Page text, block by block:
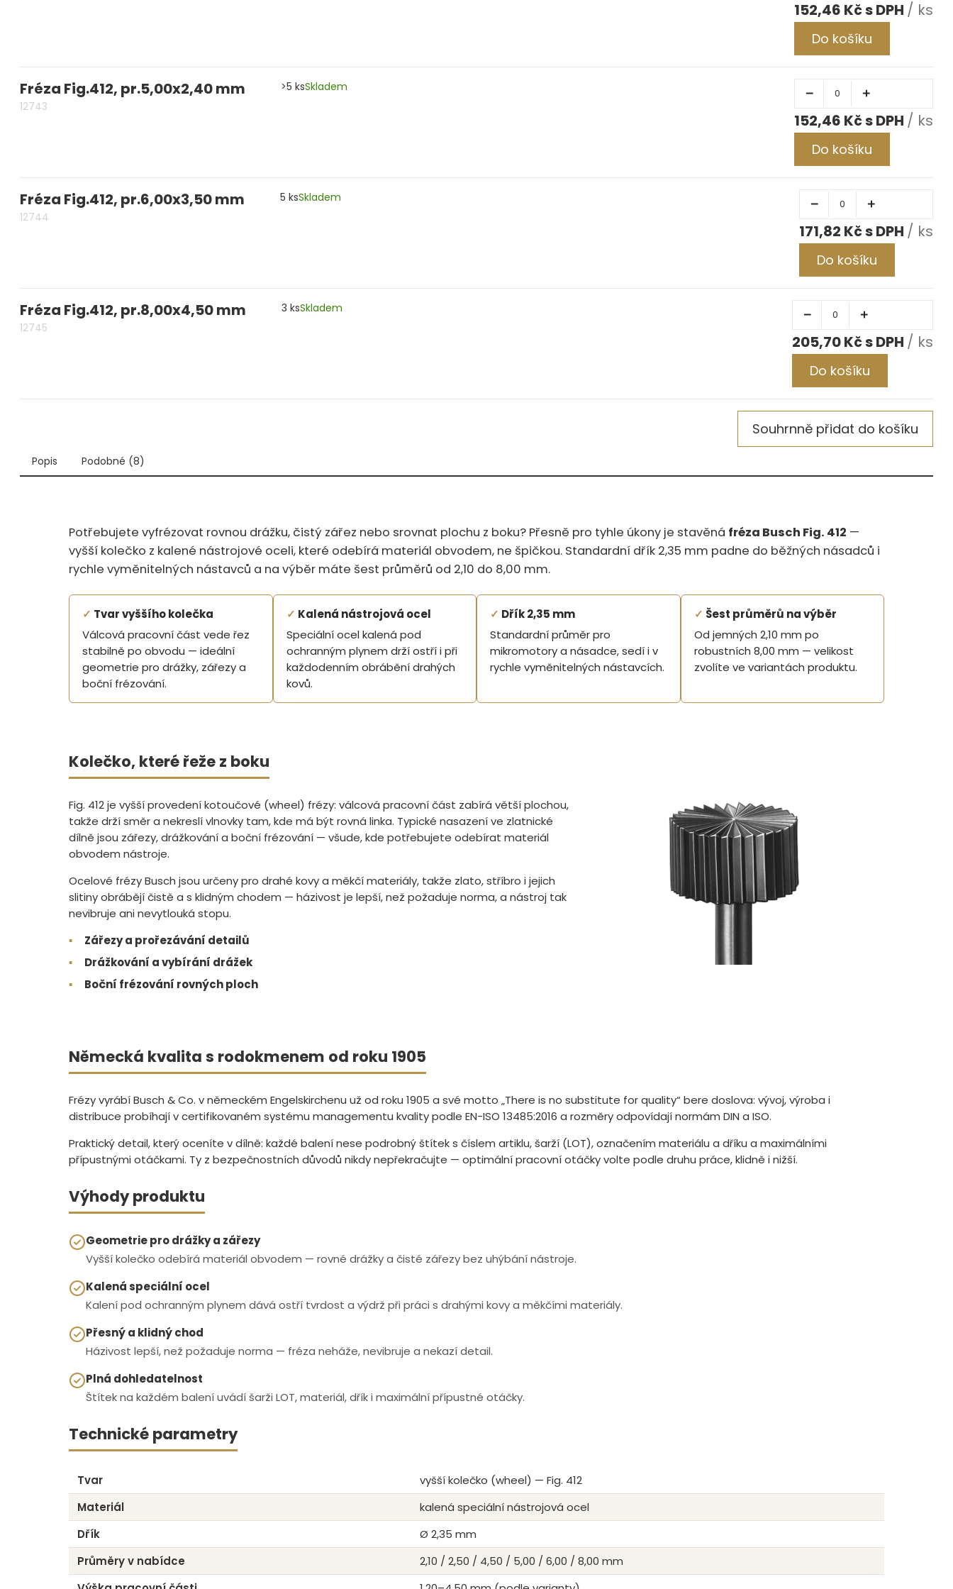
152,46 Kč / ks
Do košíku
Fréza Fig.412, pr.5,00x2,40 mm
12743
>5 ksSkladem
152,46 Kč / ks
Do košíku
Fréza Fig.412, pr.6,00x3,50 mm
12744
5 ksSkladem
171,82 Kč / ks
Do košíku
Fréza Fig.412, pr.8,00x4,50 mm
12745
3 ksSkladem
205,70 Kč / ks
Do košíku
Souhrnně přidat do košíku
Popis Podobné (8)
Potřebujete vyfrézovat rovnou drážku, čistý zářez nebo srovnat plochu z boku? Přesně pro tyhle úkony je stavěná fréza Busch Fig. 412 —
vyšší kolečko z kalené nástrojové oceli, které odebírá materiál obvodem, ne špičkou. Standardní dřík 2,35 mm padne do běžných násadců i
rychle vyměnitelných nástavců a na výběr máte šest průměrů od 2,10 do 8,00 mm.
✓ Tvar vyššího kolečka
Válcová pracovní část vede řez
stabilně po obvodu — ideální
geometrie pro drážky, zářezy a
boční frézování.
✓ Kalená nástrojová ocel
Speciální ocel kalená pod
ochranným plynem drží ostří i při
každodenním obrábění drahých
kovů.
✓ Dřík 2,35 mm
Standardní průměr pro
mikromotory a násadce, sedí i v
rychle vyměnitelných nástavcích.
✓ Šest průměrů na výběr
Od jemných 2,10 mm po
robustních 8,00 mm — velikost
zvolíte ve variantách produktu.
Kolečko, které řeže z boku
Fig. 412 je vyšší provedení kotoučové (wheel) frézy: válcová pracovní část zabírá větší plochou,
takže drží směr a nekreslí vlnovky tam, kde má být rovná linka. Typické nasazení ve zlatnické
dílně jsou zářezy, drážkování a boční frézování — všude, kde potřebujete odebírat materiál
obvodem nástroje.
Ocelové frézy Busch jsou určeny pro drahé kovy a měkčí materiály, takže zlato, stříbro i jejich
slitiny obrábějí čistě a s klidným chodem — házivost je lepší, než požaduje norma, a nástroj tak
nevibruje ani nevytlouká stopu.
▪
Zářezy a prořezávání detailů
▪
Drážkování a vybírání drážek
▪
Boční frézování rovných ploch
Německá kvalita s rodokmenem od roku 1905
Frézy vyrábí Busch & Co. v německém Engelskirchenu už od roku 1905 a své motto „There is no substitute for quality“ bere doslova: vývoj, výroba i
distribuce probíhají v certifikovaném systému managementu kvality podle EN-ISO 13485:2016 a rozměry odpovídají normám DIN a ISO.
Praktický detail, který oceníte v dílně: každé balení nese podrobný štítek s číslem artiklu, šarží (LOT), označením materiálu a dříku a maximálními
přípustnými otáčkami. Ty z bezpečnostních důvodů nikdy nepřekračujte — optimální pracovní otáčky volte podle druhu práce, klidně i nižší.
Výhody produktu
Geometrie pro drážky a zářezy
Vyšší kolečko odebírá materiál obvodem — rovné drážky a čisté zářezy bez uhýbání nástroje.
Kalená speciální ocel
Kalení pod ochranným plynem dává ostří tvrdost a výdrž při práci s drahými kovy a měkčími materiály.
Přesný a klidný chod
Házivost lepší, než požaduje norma — fréza neháže, nevibruje a nekazí detail.
Plná dohledatelnost
Štítek na každém balení uvádí šarži LOT, materiál, dřík i maximální přípustné otáčky.
Technické parametry
Tvar
vyšší kolečko (wheel) — Fig. 412
Materiál
kalená speciální nástrojová ocel
Dřík
Ø 2,35 mm
Průměry v nabídce
2,10 / 2,50 / 4,50 / 5,00 / 6,00 / 8,00 mm